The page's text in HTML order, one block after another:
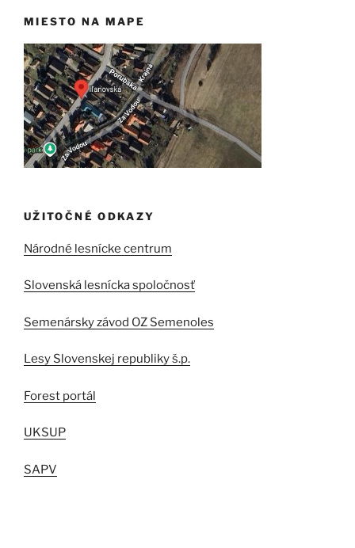
MIESTO NA MAPE
UŽITOČNÉ ODKAZY
Národné lesnícke centrum
Slovenská lesnícka spoločnosť
Semenársky závod OZ Semenoles
Lesy Slovenskej republiky š.p.
Forest portál
UKSUP
SAPV